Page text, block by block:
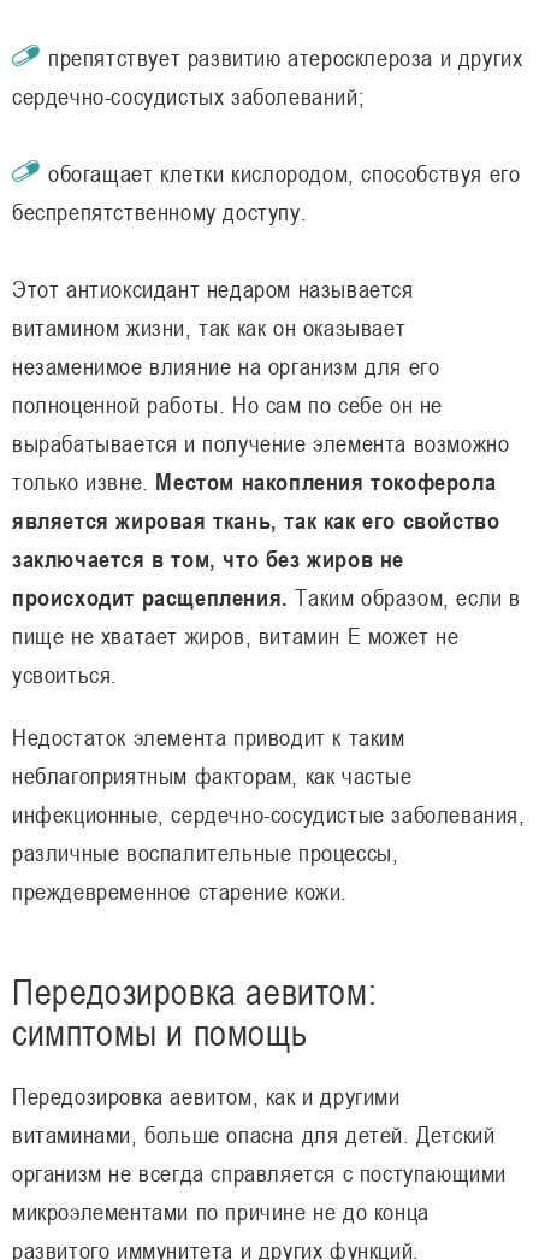
препятствует развитию атеросклероза и других
сердечно-сосудистых заболеваний;
обогащает клетки кислородом, способствуя его
беспрепятственному доступу.
Этот антиоксидант недаром называется
витамином жизни, так как он оказывает
незаменимое влияние на организм для его
полноценной работы. Но сам по себе он не
вырабатывается и получение элемента возможно
только извне. Местом накопления токоферола
является жировая ткань, так как его свойство
заключается в том, что без жиров не
происходит расщепления. Таким образом, если в
пище не хватает жиров, витамин Е может не
усвоиться.
Недостаток элемента приводит к таким
неблагоприятным факторам, как частые
инфекционные, сердечно-сосудистые заболевания,
различные воспалительные процессы,
преждевременное старение кожи.
Передозировка аевитом:
симптомы и помощь
Передозировка аевитом, как и другими
витаминами, больше опасна для детей. Детский
организм не всегда справляется с поступающими
микроэлементами по причине не до конца
развитого иммунитета и других функций.